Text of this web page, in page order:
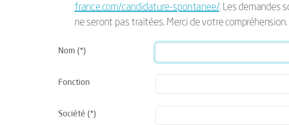
france.com/candidature-spontanee/. Les demandes
ne seront pas traitées. Merci de votre compréhension.
Nom
Fonction
Société